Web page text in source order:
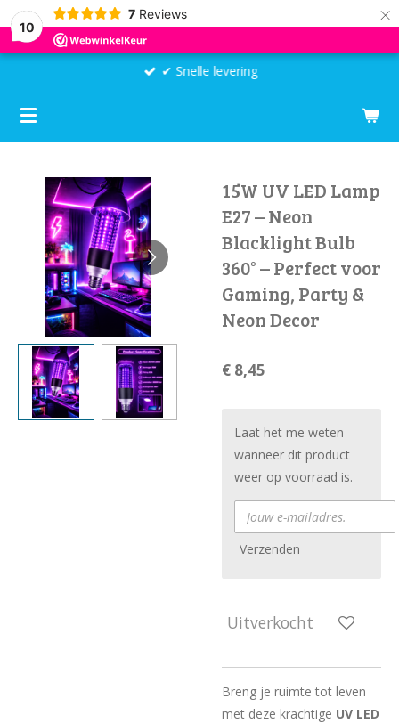
10
7 Reviews ×
✔ Snelle levering
15W UV LED Lamp
E27 – Neon
Blacklight Bulb
360° – Perfect voor
Gaming, Party &
Neon Decor
€ 8,45
Laat het me weten
wanneer dit product
weer op voorraad is.
Verzenden
Uitverkocht
Breng je ruimte tot leven
met deze krachtige UV LED